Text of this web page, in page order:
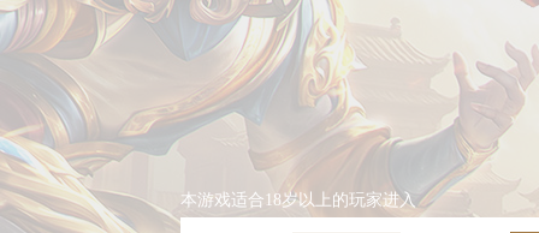
本游戏适合18岁以上的玩家进入